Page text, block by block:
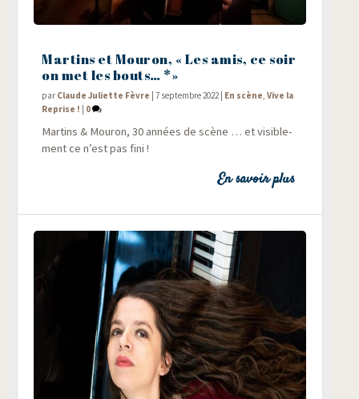
Martins et Mouron, « Les amis, ce soir
on met les bouts… *»
par Claude Juliette Fèvre |7 septembre 2022 | En scène ,Vive la
Reprise ! | 0
Mar­tins & Mou­ron, 30 années de scène … et visi­ble­
ment ce n’est pas fini !
En savoir plus